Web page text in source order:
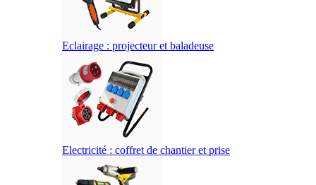
Eclairage : projecteur et baladeuse
Electricité : coffret de chantier et prise